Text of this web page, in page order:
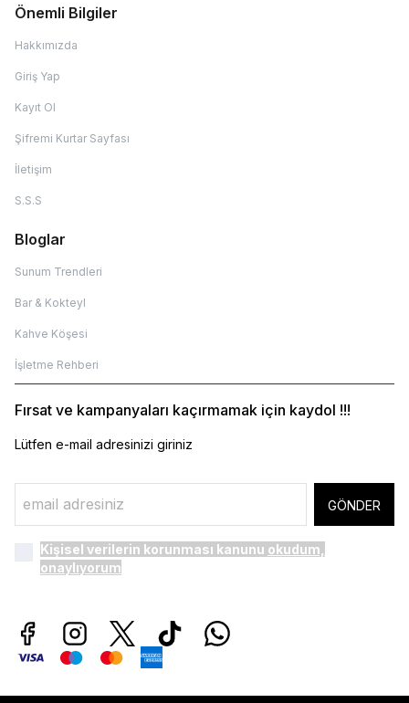
Önemli Bilgiler
Hakkımızda
Giriş Yap
Kayıt Ol
Şifremi Kurtar Sayfası
İletişim
S.S.S
Bloglar
Sunum Trendleri
Bar & Kokteyl
Kahve Köşesi
İşletme Rehberi
Fırsat ve kampanyaları kaçırmamak için kaydol !!!
Lütfen e-mail adresinizi giriniz
GÖNDER
Kişisel verilerin korunması kanunu okudum,
onaylıyorum